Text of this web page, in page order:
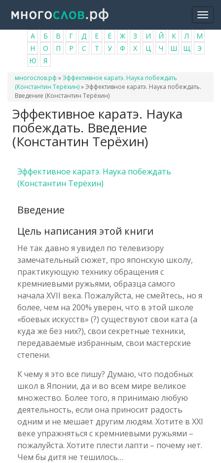
основному
содержанию
А Б В Г Д Е Ё Ж З И Й К Л
М
Н
О П Р С Т У Ф Х Ц Ч Ш Щ
Э
Ю
Я
Вы
здесь
многослов.рф »Эффективное каратэ. Наука побеждать
(Константин Терёхин)»Эффективное каратэ. Наука побеждать.
Введение (Константин Терёхин)
Эффективное каратэ. Наука
побеждать. Введение
(Константин Терёхин)
Эффективное каратэ. Наука побеждать
(Константин Терёхин)
Введение
Цель написания этой книги
Не так давно я увидел по телевизору
замечательный сюжет, про японскую школу,
практикующую технику обращения с
кремниевыми ружьями, образца самого
начала XVII века. Пожалуйста, не смейтесь, но я
более, чем на 200% уверен, что в этой школе
«боевых искусств» (?) существуют свои ката (а
куда же без них?), свои секретные техники,
передаваемые избранным, свои мастерские
степени.
К чему я это все пишу? Думаю, что подобных
школ в Японии, да и во всем мире великое
множество. Более того, я принимаю любую
деятельность, если она приносит радость
одним и не мешает другим людям. Хотите в XXI
веке упражняться с кремниевыми ружьями –
пожалуйста. Хотите плести лапти – почему нет.
Чем бы дитя не тешилось…